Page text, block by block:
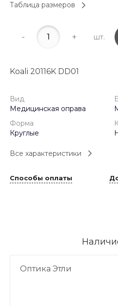
Таблица размеров
- + шт.
Koali 20116K DD01
Вид
Медицинская оправа
Форма
Круглые
Все характеристики
Способы оплаты
Оптика Этли